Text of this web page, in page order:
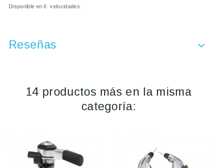
Disponible en 6 velocidades.
Reseñas
14 productos más en la misma
categoría: